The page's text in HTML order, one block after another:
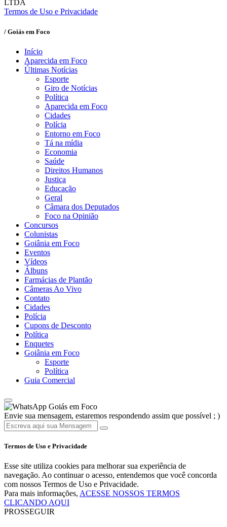
LTDA
Termos de Uso e Privacidade
/ Goiás em Foco
Início
Aparecida em Foco
Últimas Notícias
Esporte
Giro de Notícias
Política
Aparecida em Foco
Cidades
Polícia
Entorno em Foco
Tá na mídia
Economia
Saúde
Direitos Humanos
Justiça
Educação
Geral
Câmara dos Deputados
Foco na Opinião
Concursos
Colunistas
Goiânia em Foco
Eventos
Vídeos
Álbuns
Farmácias de Plantão
Câmeras Ao Vivo
Contato
Cidades
Polícia
Cupons de Desconto
Política
Enquetes
Goiânia em Foco
Esporte
Política
Guia Comercial
Goiás em Foco
Envie sua mensagem, estaremos respondendo assim que possível ; )
Termos de Uso e Privacidade
Esse site utiliza cookies para melhorar sua experiência de
navegação. Ao continuar o acesso, entendemos que você concorda
com nossos Termos de Uso e Privacidade.
Para mais informações, ACESSE NOSSOS TERMOS
CLICANDO AQUI
PROSSEGUIR